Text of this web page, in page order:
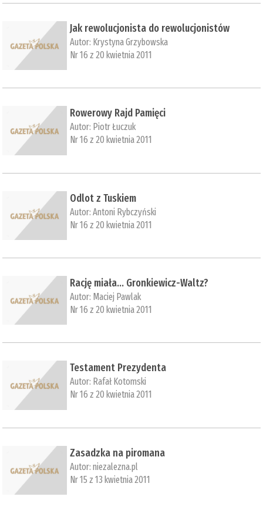
Jak rewolucjonista do rewolucjonistów
Autor: Krystyna Grzybowska
Nr 16 z 20 kwietnia 2011
Rowerowy Rajd Pamięci
Autor: Piotr Łuczuk
Nr 16 z 20 kwietnia 2011
Odlot z Tuskiem
Autor:Antoni Rybczyński
Nr 16 z 20 kwietnia 2011
Rację miała… Gronkiewicz-Waltz?
Autor: Maciej Pawlak
Nr 16 z 20 kwietnia 2011
Testament Prezydenta
Autor: Rafał Kotomski
Nr 16 z 20 kwietnia 2011
Zasadzka na piromana
Autor:niezalezna.pl
Nr 15 z 13 kwietnia 2011